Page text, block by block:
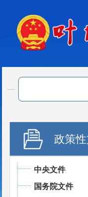
政策
中央文件
国务院文件